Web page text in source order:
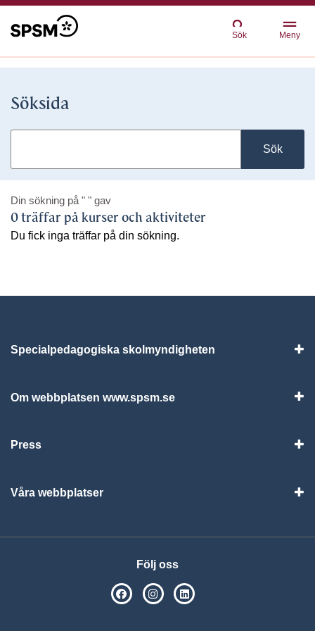
Sök Meny
Söksida
Sök
Din sökning på " " gav
0 träffar på kurser och aktiviteter
Du fick inga träffar på din sökning.
Specialpedagogiska skolmyndigheten
Om webbplatsen www.spsm.se
Press
Våra webbplatser
Följ oss
SPSM på Facebook
SPSM på Instagram